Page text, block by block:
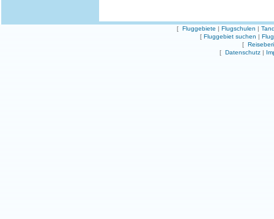
[ Fluggebiete | Flugschulen |
[ Fluggebiet suchen |
[
[ Datenschutz |